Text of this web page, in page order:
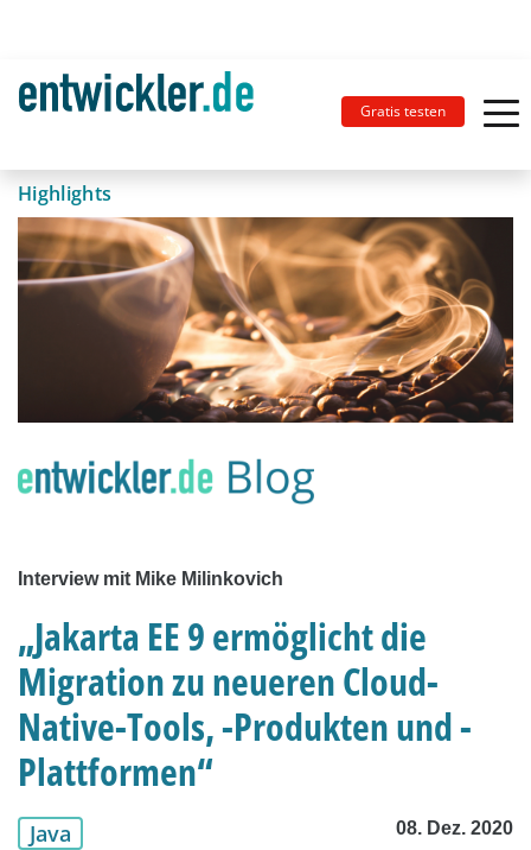
Gratis testen
Highlights
Interview mit Mike Milinkovich
„Jakarta EE 9 ermöglicht die
Migration zu neueren Cloud-
Native-Tools, -Produkten und -
Plattformen“
Java 08. Dez. 2020